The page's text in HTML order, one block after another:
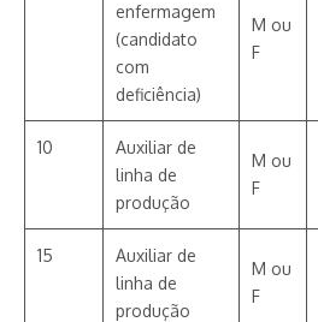
enfermagem
(candidato
com
deficiência)
M ou
F
10
Auxiliar de
linha de
produção
M ou
F
15
Auxiliar de
linha de
produção
M ou
F